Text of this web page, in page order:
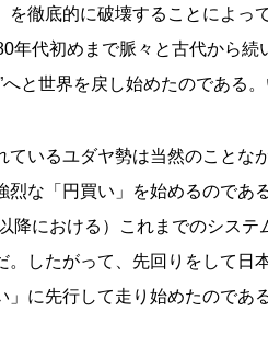
徹底的に破壊することによっ
年代初めまで脈々と古代から
と世界を戻し始めたのである
ているユダヤ勢は当然のことな
な「円買い」を始めるのであ
降における）これまでのシス
。したがって、先回りをして
に先行して走り始めたのである